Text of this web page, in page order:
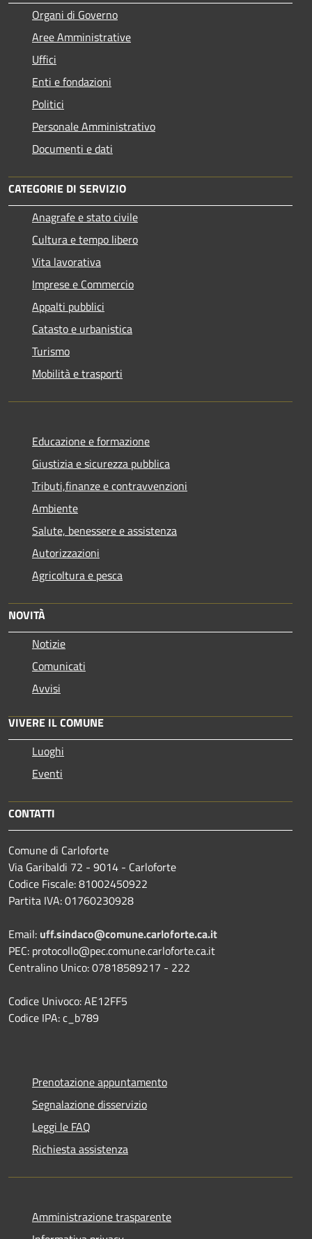
Organi di Governo
Aree Amministrative
Uffici
Enti e fondazioni
Politici
Personale Amministrativo
Documenti e dati
CATEGORIE DI SERVIZIO
Anagrafe e stato civile
Cultura e tempo libero
Vita lavorativa
Imprese e Commercio
Appalti pubblici
Catasto e urbanistica
Turismo
Mobilità e trasporti
Educazione e formazione
Giustizia e sicurezza pubblica
Tributi,finanze e contravvenzioni
Ambiente
Salute, benessere e assistenza
Autorizzazioni
Agricoltura e pesca
NOVITÀ
Notizie
Comunicati
Avvisi
VIVERE IL COMUNE
Luoghi
Eventi
CONTATTI
Comune di Carloforte
Via Garibaldi 72 - 9014 - Carloforte
Codice Fiscale: 81002450922
Partita IVA: 01760230928
Email: uff.sindaco@comune.carloforte.ca.it
PEC: protocollo@pec.comune.carloforte.ca.it
Centralino Unico: 07818589217 - 222
Codice Univoco: AE12FF5
Codice IPA: c_b789
Prenotazione appuntamento
Segnalazione disservizio
Leggi le FAQ
Richiesta assistenza
Amministrazione trasparente